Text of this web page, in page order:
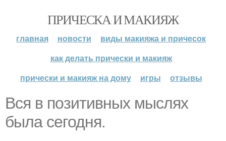
ПРИЧЕСКА И МАКИЯЖ
главная новости
виды макияжа и причесок
как делать прически и макияж
прически и макияж на дому
игры отзывы
Вся в позитивных мыслях
была сегодня.